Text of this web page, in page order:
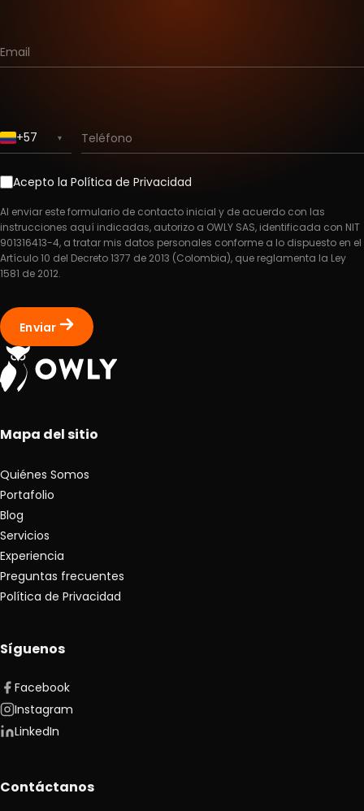
Email
+57 ▾ Teléfono
Acepto la Política de Privacidad
Al enviar este formulario de contacto inicial y de acuerdo con las
instrucciones aquí indicadas, autorizo a OWLY SAS, identificada con NIT
901316413-4, a tratar mis datos personales conforme a lo dispuesto en el
Artículo 10 del Decreto 1377 de 2013 (Colombia), que reglamenta la Ley
1581 de 2012.
Enviar
Mapa del sitio
Quiénes Somos
Portafolio
Blog
Servicios
Experiencia
Preguntas frecuentes
Política de Privacidad
Síguenos
Facebook
Instagram
LinkedIn
Contáctanos